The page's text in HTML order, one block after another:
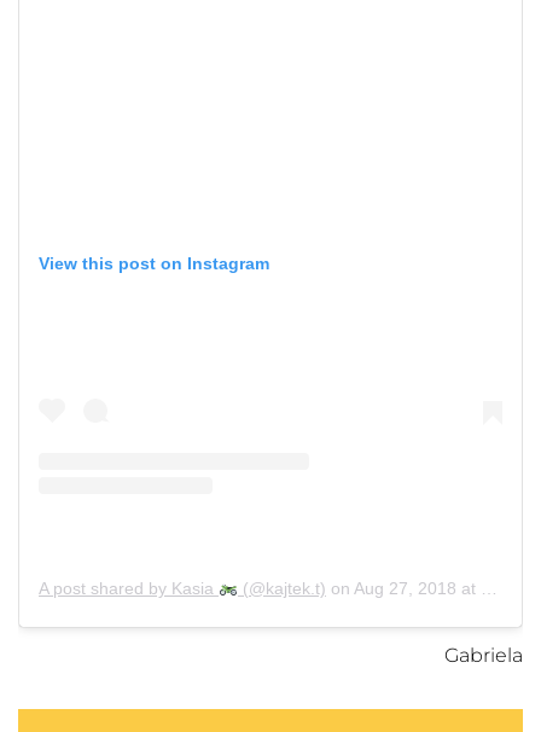
View this post on Instagram
A post shared by Kasia (@kajtek.t) on Aug 27, 2018 at 7:26am PDT
Gabriela